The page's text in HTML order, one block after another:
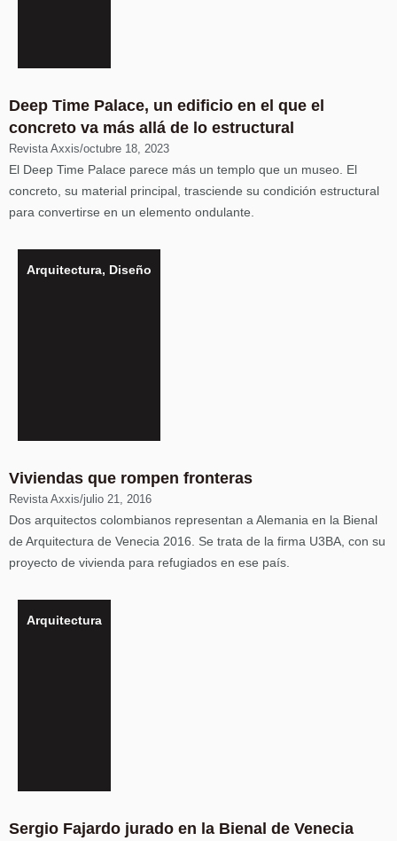
Deep Time Palace, un edificio en el que el
concreto va más allá de lo estructural
Revista Axxis/octubre 18, 2023
El Deep Time Palace parece más un templo que un museo. El
concreto, su material principal, trasciende su condición estructural
para convertirse en un elemento ondulante.
Arquitectura, Diseño
Viviendas que rompen fronteras
Revista Axxis/julio 21, 2016
Dos arquitectos colombianos representan a Alemania en la Bienal
de Arquitectura de Venecia 2016. Se trata de la firma U3BA, con su
proyecto de vivienda para refugiados en ese país.
Arquitectura
Sergio Fajardo jurado en la Bienal de Venecia